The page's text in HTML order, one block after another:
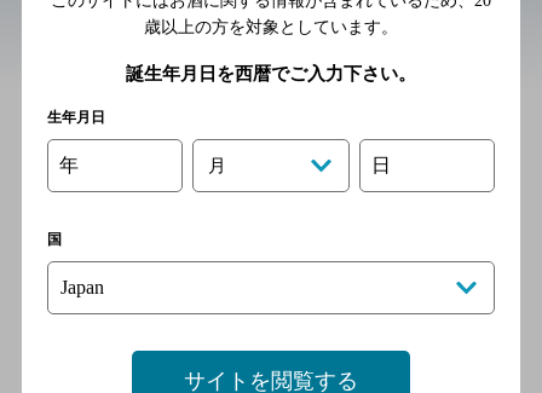
近辺の和食
[焼き鳥]
ＪＲ東海道本線 静岡駅／Ｊ
岡鉄道 新静岡駅／静岡鉄
おらが蕎麦アスティ静岡店
歳以上の方を対象としています。
誕生年月日を西暦でご入力下さい。
生年月日
年 月 日
国
サイトを閲覧する